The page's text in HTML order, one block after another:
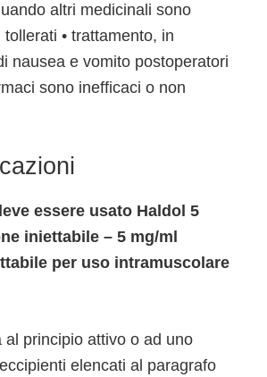
altri medicinali sono
• trattamento, in
nausea e vomito postoperatori
sono inefficaci o non
essere usato Haldol 5
iniettabile – 5 mg/ml
per uso intramuscolare
al principio attivo o ad uno
elencati al paragrafo